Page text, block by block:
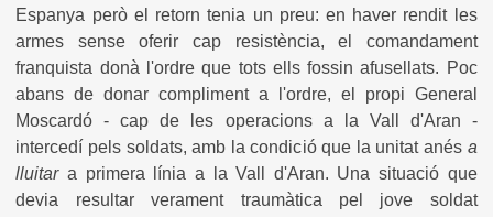
Espanya però el retorn tenia un preu: en haver rendit les
armes sense oferir cap resistència, el comandament
franquista donà l'ordre que tots ells fossin afusellats. Poc
abans de donar compliment a l'ordre, el propi General
Moscardó - cap de les operacions a la Vall d'Aran -
intercedí pels soldats, amb la condició que la unitat anés a
lluitara primera línia a la Vall d'Aran. Una situació que
devia resultar verament traumàtica pel jove soldat